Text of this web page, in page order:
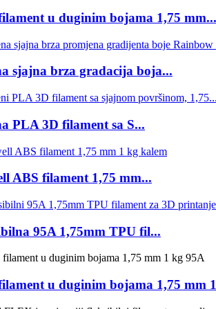
u duginim bojama 1,75 mm...
sjajna brza gradacija boja...
PLA 3D filament sa S...
ABS filament 1,75 mm...
95A 1,75mm TPU fil...
u duginim bojama 1,75 mm